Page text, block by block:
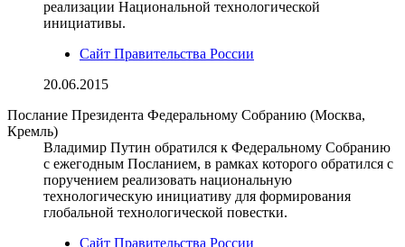
реализации Национальной технологической
инициативы.
Сайт Правительства России
20.06.2015
Послание Президента Федеральному Собранию (Москва,
Кремль)
Владимир Путин обратился к Федеральному Собранию
с ежегодным Посланием, в рамках которого обратился с
поручением реализовать национальную
технологическую инициативу для формирования
глобальной технологической повестки.
Сайт Правительства России